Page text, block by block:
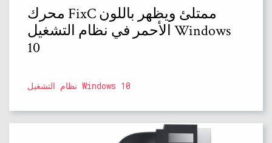
محرك FixC ممتلئ ويظهر باللون
الأحمر في نظام التشغيل Windows
10
نظام التشغيل Windows 10